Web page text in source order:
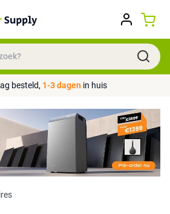
besteld, 1-3 dagen in huis